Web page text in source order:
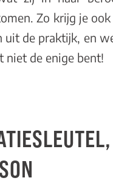
Zo krijg je
uit de praktijk, en
niet de enige bent!